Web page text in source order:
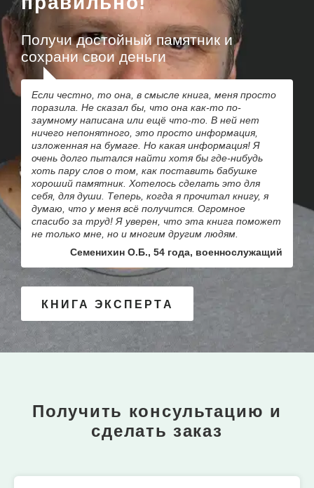
Получи достойный памятник и
сохрани свои деньги
Если честно, то она, в смысле книга, меня просто
поразила. Не сказал бы, что она как-то по-
заумному написана или ещё что-то. В ней нет
ничего непонятного, это просто информация,
изложенная на бумаге. Но какая информация! Я
очень долго пытался найти хотя бы где-нибудь
хоть пару слов о том, как поставить бабушке
хороший памятник. Хотелось сделать это для
себя, для души. Теперь, когда я прочитал книгу, я
думаю, что у меня всё получится. Огромное
спасибо за труд! Я уверен, что эта книга поможет
не только мне, но и многим другим людям.
Семенихин О.Б., 54 года, военнослужащий
КНИГА ЭКСПЕРТА
Получить консультацию и
сделать заказ